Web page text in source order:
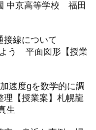
中京高等学校 福田
線について
う 平面図形【授業
度gを数学的に調
【授業案】札幌龍
生